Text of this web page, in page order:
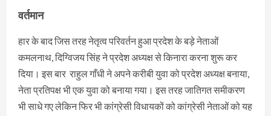
वर्तमान
हार के बाद जिस तरह नेतृत्व परिवर्तन हुआ प्रदेश के बड़े नेताओं
कमलनाथ, दिग्विजय सिंह ने प्रदेश अध्यक्ष से किनारा करना शुरू कर
दिया। इस बार राहुल गाँधी ने अपने करीबी युवा को प्रदेश अध्यक्ष बनाया,
नेता प्रतिपक्ष भी एक युवा को बनाया गया। इस तरह जातिगत समीकरण
भी साधे गए लेकिन फिर भी कांग्रेसी विधायकों को कांग्रेसी नेताओं को यह